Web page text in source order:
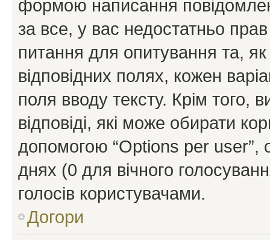
формою написання
за все, у вас недостатньо
питання для опитування та, як
відповідних полях, кожен
поля вводу тексту. Крім того,
відповіді, які може обирати
допомогою “Options per user”,
днях (0 для вічного
голосів користувачами.
Догори